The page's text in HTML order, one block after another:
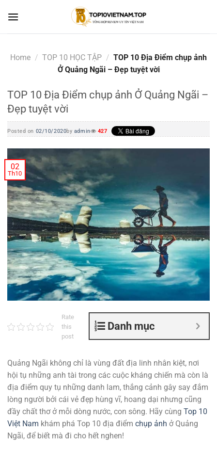
Home / TOP 10 HỌC TẬP / TOP 10 Địa Điểm chụp ảnh
Ở Quảng Ngãi – Đẹp tuyệt vời
TOP 10 Địa Điểm chụp ảnh Ở Quảng Ngãi –
Đẹp tuyệt vời
Posted on 02/10/2020by admin 427
02
Th10
Danh mục
Rate
this
post
Quảng Ngãi không chỉ là vùng đất địa linh nhân kiệt, nơi
hội tụ những anh tài trong các cuộc kháng chiến mà còn là
địa điểm quy tụ những danh lam, thắng cảnh gây say đắm
lòng người bởi cái vẻ đẹp hùng vĩ, hoang dại nhưng cũng
đầy chất thơ ở mỗi dòng nước, con sông. Hãy cùng Top 10
Việt Nam khám phá Top 10 địa điểm chụp ảnh ở Quảng
Ngãi, để biết mà đi cho hết nghen!